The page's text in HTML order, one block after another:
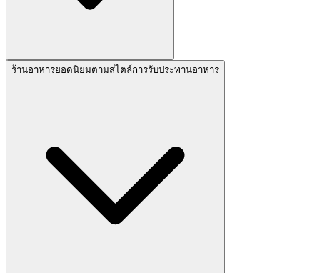
ร้านอาหารยอดนิยมตามสไตล์การรับประทานอาหาร